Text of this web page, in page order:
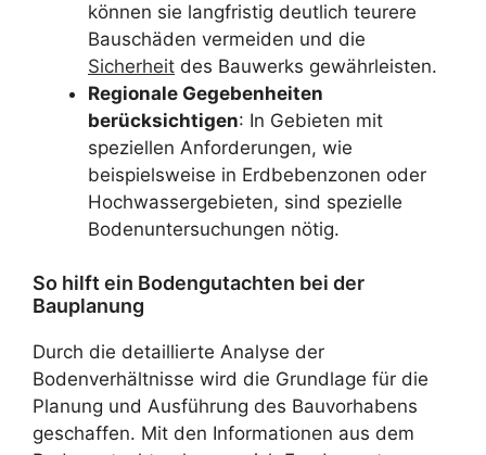
können sie langfristig deutlich teurere
Bauschäden vermeiden und die
Sicherheit des Bauwerks gewährleisten.
Regionale Gegebenheiten
berücksichtigen: In Gebieten mit
speziellen Anforderungen, wie
beispielsweise in Erdbebenzonen oder
Hochwassergebieten, sind spezielle
Bodenuntersuchungen nötig.
So hilft ein Bodengutachten bei der
Bauplanung
Durch die detaillierte Analyse der
Bodenverhältnisse wird die Grundlage für die
Planung und Ausführung des Bauvorhabens
geschaffen. Mit den Informationen aus dem